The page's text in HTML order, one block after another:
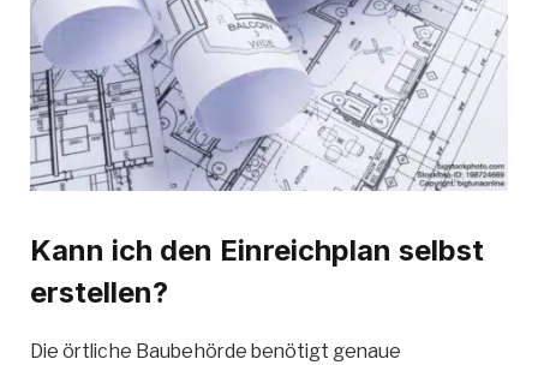
Kann ich den Einreichplan selbst
erstellen?
Die örtliche Baubehörde benötigt genaue